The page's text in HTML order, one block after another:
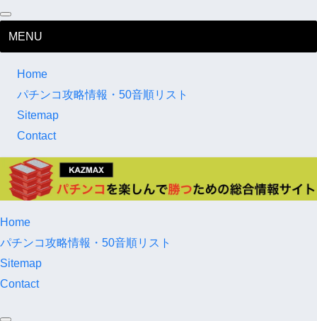
MENU
Home
パチンコ攻略情報・50音順リスト
Sitemap
Contact
Home
パチンコ攻略情報・50音順リスト
Sitemap
Contact